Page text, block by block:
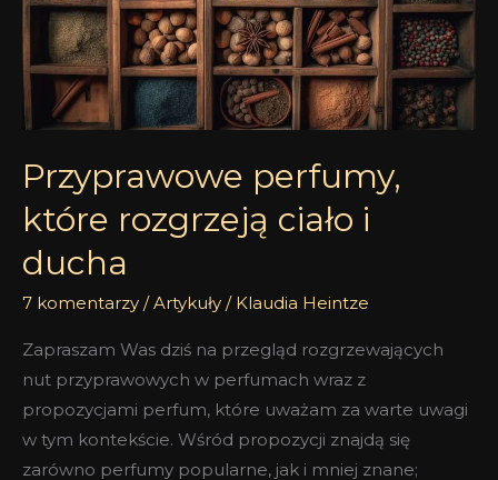
Przyprawowe perfumy,
które rozgrzeją ciało i
ducha
7 komentarzy /Artykuły / Klaudia Heintze
Zapraszam Was dziś na przegląd rozgrzewających
nut przyprawowych w perfumach wraz z
propozycjami perfum, które uważam za warte uwagi
w tym kontekście. Wśród propozycji znajdą się
zarówno perfumy popularne, jak i mniej znane;
ciało
ducha